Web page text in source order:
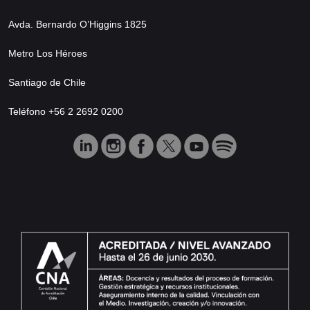
Avda. Bernardo O’Higgins 1825
Metro Los Héroes
Santiago de Chile
Teléfono +56 2 2692 0200